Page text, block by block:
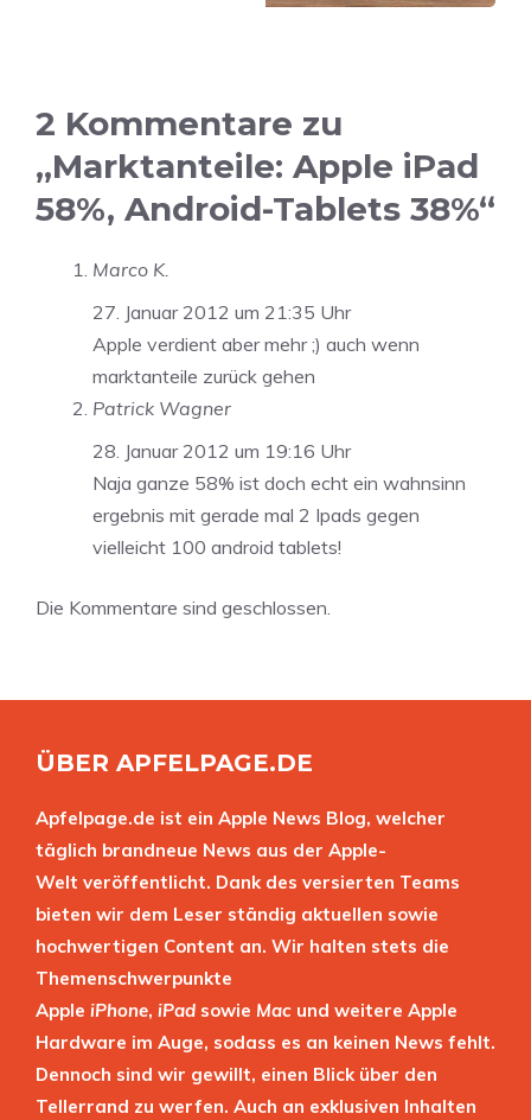
2 Kommentare zu
„Marktanteile: Apple iPad
58%, Android-Tablets 38%“
Marco K.
27. Januar 2012 um 21:35 Uhr
Apple verdient aber mehr ;) auch wenn
marktanteile zurück gehen
Patrick Wagner
28. Januar 2012 um 19:16 Uhr
Naja ganze 58% ist doch echt ein wahnsinn
ergebnis mit gerade mal 2 Ipads gegen
vielleicht 100 android tablets!
Die Kommentare sind geschlossen.
ÜBER APFELPAGE.DE
Apfelpage.de ist ein Apple News Blog, welcher
täglich brandneue News aus der Apple-
Welt veröffentlicht. Dank des versierten Teams
bieten wir dem Leser ständig aktuellen sowie
hochwertigen Content an. Wir halten stets die
Themenschwerpunkte
Apple iPhone, iPad sowie Mac und weitere Apple
Hardware im Auge, sodass es an keinen News fehlt.
Dennoch sind wir gewillt, einen Blick über den
Tellerrand zu werfen. Auch an exklusiven Inhalten